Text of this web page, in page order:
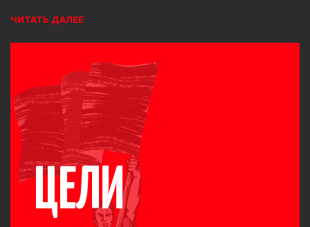
ЧИТАТЬ ДАЛЕЕ
ЦЕЛИ